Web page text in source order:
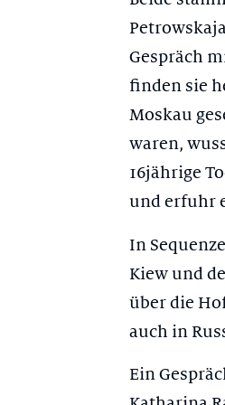
Gespräch
finden sie
Moskau
waren,
16jährige
und erfuhr
In
Kiew und
über die
auch in
Ein